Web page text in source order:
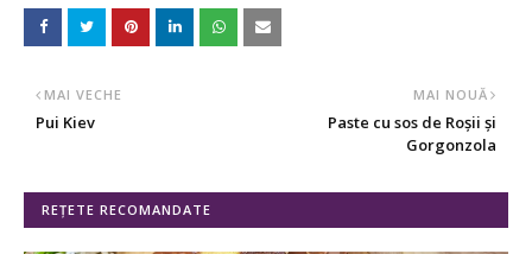
MAI NOUĂ
Paste cu sos de Roșii și
Gorgonzola
MAI VECHE
Pui Kiev
REȚETE RECOMANDATE